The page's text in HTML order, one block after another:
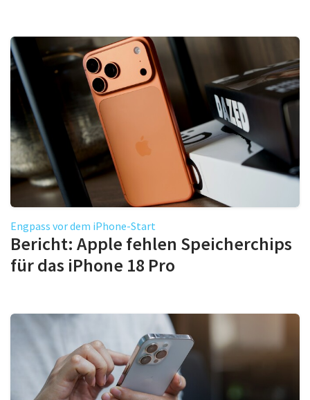
Engpass vor dem iPhone-Start
Bericht: Apple fehlen Speicherchips
für das iPhone 18 Pro